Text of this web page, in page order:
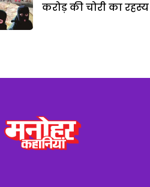
करोड़ की चोरी का रहस्य